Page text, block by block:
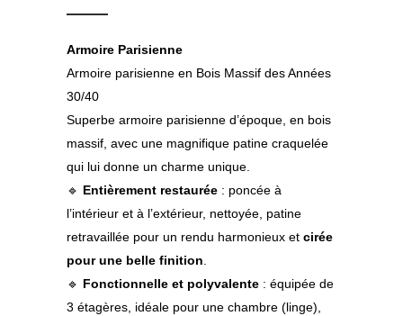
Armoire Parisienne
Armoire parisienne en Bois Massif des Années
30/40
Superbe armoire parisienne d’époque, en bois
massif, avec une magnifique patine craquelée
qui lui donne un charme unique.
🔹 Entièrement restaurée : poncée à
l’intérieur et à l’extérieur, nettoyée, patine
retravaillée pour un rendu harmonieux et cirée
pour une belle finition.
🔹 Fonctionnelle et polyvalente : équipée de
3 étagères, idéale pour une chambre (linge),